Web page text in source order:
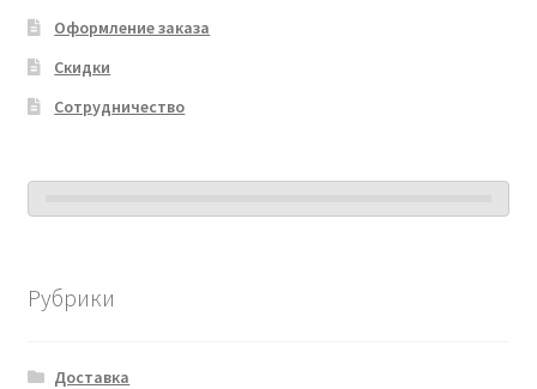
Оформление заказа
Скидки
Сотрудничество
Рубрики
Доставка